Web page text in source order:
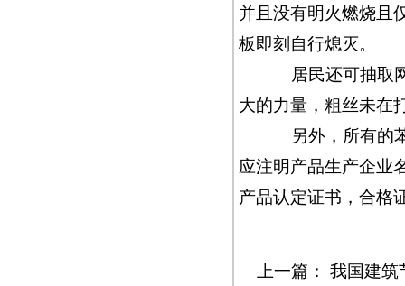
并且没有明火燃烧且
板即刻自行熄灭。
居民还可抽取网
大的力量，粗丝未在
另外，所有的苯
应注明产品生产企业
产品认定证书，合格
上一篇： 我国建筑